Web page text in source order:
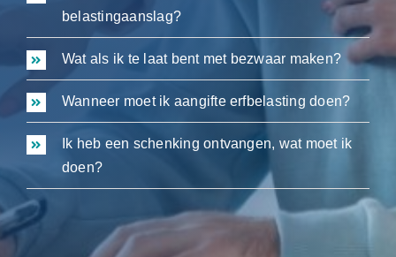
belastingaanslag?
Wat als ik te laat bent met bezwaar maken?
Wanneer moet ik aangifte erfbelasting doen?
Ik heb een schenking ontvangen, wat moet ik
doen?